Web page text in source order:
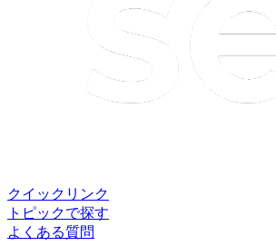
クイックリンク
トピックで探す
よくある質問